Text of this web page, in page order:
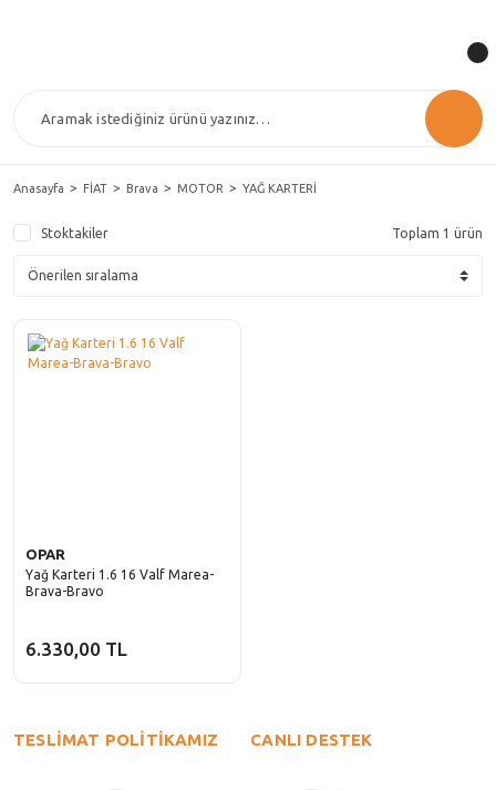
Anasayfa FİAT Brava MOTOR YAĞ KARTERİ
Stoktakiler Toplam 1 ürün
OPAR
Yağ Karteri 1.6 16 Valf Marea-
Brava-Bravo
6.330,00 TL
TESLİMAT POLİTİKAMIZ CANLI DESTEK